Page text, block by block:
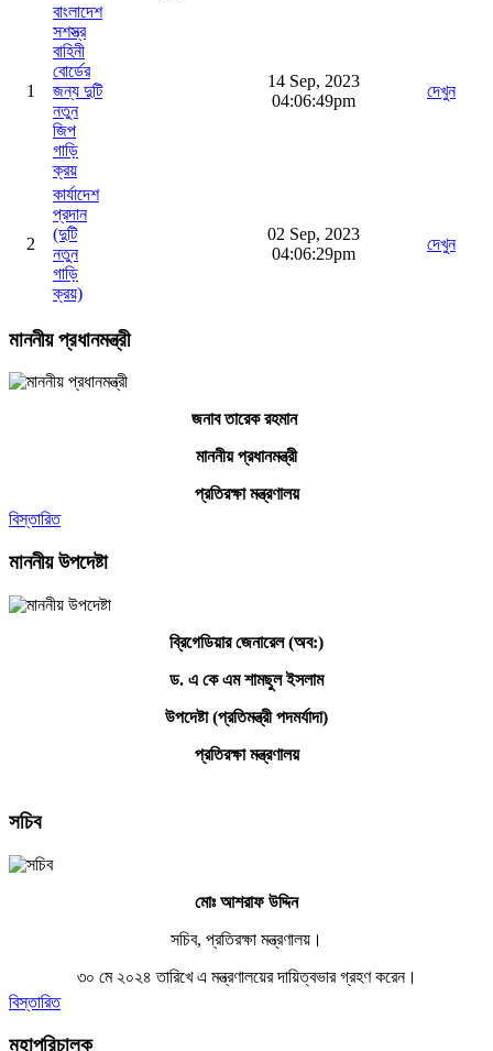
1
বাংলাদেশ
সশস্ত্র
বাহিনী
বোর্ডের
জন্য দুটি
নতুন
জিপ
গাড়ি
ক্রয়
14 Sep, 2023
04:06:49pm
দেখুন
2
কার্যাদেশ
প্রদান
(দুটি
নতুন
গাড়ি
ক্রয়)
02 Sep, 2023
04:06:29pm
দেখুন
মাননীয় প্রধানমন্ত্রী
জনাব তারেক রহমান
মাননীয় প্রধানমন্ত্রী
প্রতিরক্ষা মন্ত্রণালয়
বিস্তারিত
মাননীয় উপদেষ্টা
ব্রিগেডিয়ার জেনারেল (অব:)
ড. এ কে এম শামছুল ইসলাম
উপদেষ্টা (প্রতিমন্ত্রী পদমর্যাদা)
প্রতিরক্ষা মন্ত্রণালয়
সচিব
মোঃ আশরাফ উদ্দিন
সচিব, প্রতিরক্ষা মন্ত্রণালয়।
৩০ মে ২০২৪ তারিখে এ মন্ত্রণালয়ের দায়িত্বভার গ্রহণ করেন।
বিস্তারিত
মহাপরিচালক